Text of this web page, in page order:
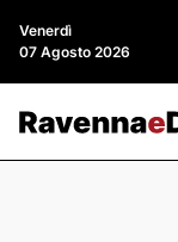
Venerdì
07 Agosto 2026